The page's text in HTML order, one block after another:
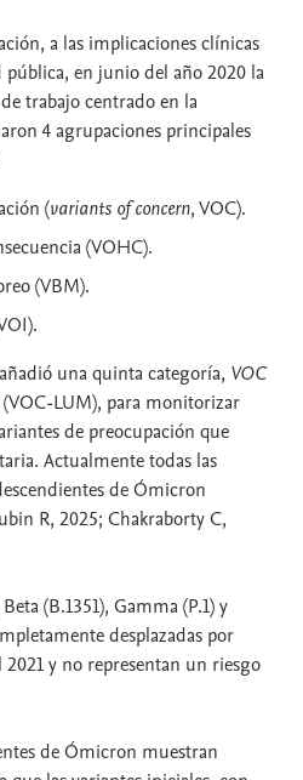
a las implicaciones clínicas
en junio del año 2020 la
trabajo centrado en la
4 agrupaciones principales
(variants of concern, VOC).
(VOHC).
(VBM).
una quinta categoría, VOC
(VOC-LUM), para monitorizar
de preocupación que
Actualmente todas las
de Ómicron
R, 2025; Chakraborty C,
(B.1351), Gamma (P.1) y
desplazadas por
y no representan un riesgo
de Ómicron muestran